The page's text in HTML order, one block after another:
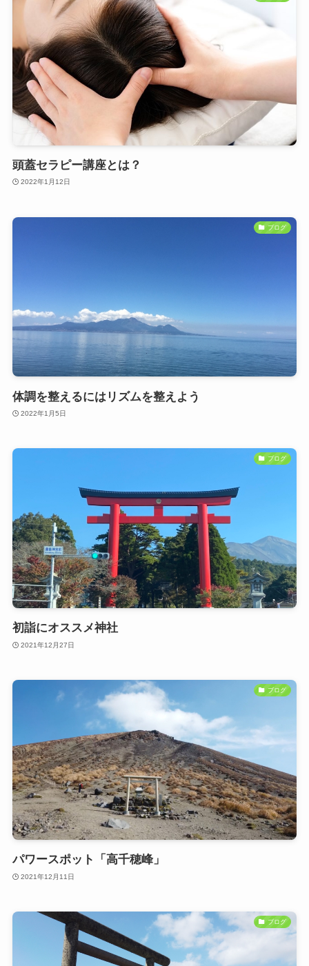
頭蓋セラピー講座とは？
2022年1月12日
ブログ
体調を整えるにはリズムを整えよう
2022年1月5日
ブログ
初詣にオススメ神社
2021年12月27日
ブログ
パワースポット「高千穂峰」
2021年12月11日
ブログ